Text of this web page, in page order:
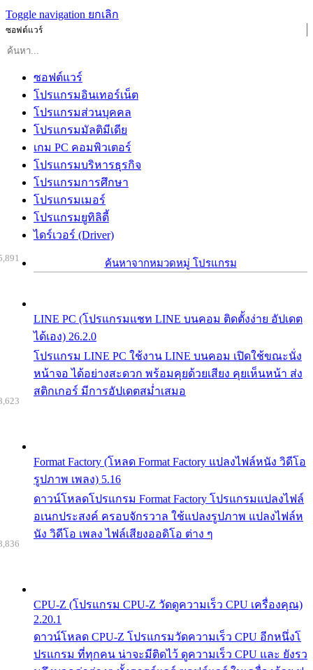
Toggle navigation ยกเลิก
ซอฟต์แวร์
ซอฟต์แวร์
โปรแกรมอินเทอร์เน็ต
โปรแกรมส่วนบุคคล
โปรแกรมมัลติมีเดีย
เกม PC คอมพิวเตอร์
โปรแกรมบริหารธุรกิจ
โปรแกรมการศึกษา
โปรแกรมเมอร์
โปรแกรมยูทิลิตี้
ไดร์เวอร์ (Driver)
ค้นหาจากหมวดหมู่ โปรแกรม
LINE PC (โปรแกรมแชท LINE บนคอม ติดตั้งง่าย อัปเดต
ได้เอง) 26.2.0
โปรแกรม LINE PC ใช้งาน LINE บนคอม เปิดใช้ขณะนั่ง
หน้าจอ ได้อย่างสะดวก พร้อมคุยด้วยเสียง คุยเห็นหน้า ส่ง
สติกเกอร์ มีการอัปเดตสม่ำเสมอ
Format Factory (โหลด Format Factory แปลงไฟล์หนัง วิดีโอ
รูปภาพ เพลง) 5.16
ดาวน์โหลดโปรแกรม Format Factory โปรแกรมแปลงไฟล์
อเนกประสงค์ ครอบจักรวาล ใช้แปลงรูปภาพ แปลงไฟล์ห
นัง วิดีโอ เพลง ไฟล์เสียงออดิโอ ต่าง ๆ
CPU-Z (โปรแกรม CPU-Z วัดดูความเร็ว CPU เครื่องคุณ)
2.20.1
ดาวน์โหลด CPU-Z โปรแกรมวัดความเร็ว CPU อีกหนึ่งโ
ปรแกรม ที่ทุกคน น่าจะมีติดไว้ ดูความเร็ว CPU และ ยังรว